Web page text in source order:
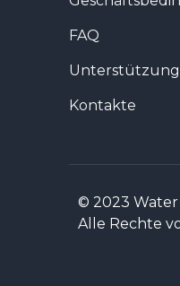
FAQ
Unterstützung
Kontakte
© 2023 Water
Alle Rechte